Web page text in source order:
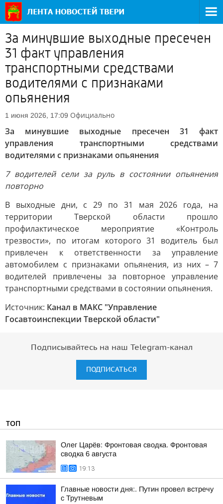
За минувшие выходные пресечен
31 факт управления
транспортными средствами
водителями с признаками
опьянения
1 июня 2026, 17:09 Официально
За минувшие выходные пресечен 31 факт
управления транспортными средствами
водителями с признаками опьянения
7водителей сели за руль в состоянии опьянения
повторно
В выходные дни, с 29 по 31 мая 2026 года, на
территории Тверской области прошло
профилактическое мероприятие «Контроль
трезвости», по итогам которого 31 водитель был
привлечен к ответственности за управление
автомобилем с признаками опьянения, из них – 7
водителей привлечены за повторное управление
транспортными средствами в состоянии опьянения.
Источник: Канал в МАКС "Управление
Госавтоинспекции Тверской области"
Подписывайтесь на наш Telegram-канал
ПОДПИСАТЬСЯ
ТОП
Олег Царёв: Фронтовая сводка. Фронтовая
сводка 6 августа
19:13
Главные новости дня:. Путин провел встречу
с Трутневым